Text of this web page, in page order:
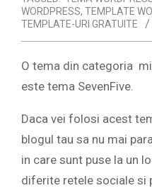
WORDPRESS, TEMPLATE
TEMPLATE-URI GRATUITE
O tema din categoria
este tema SevenFive.
Daca vei folosi acest
blogul tau sa nu mai
in care sunt puse la un
diferite retele sociale si